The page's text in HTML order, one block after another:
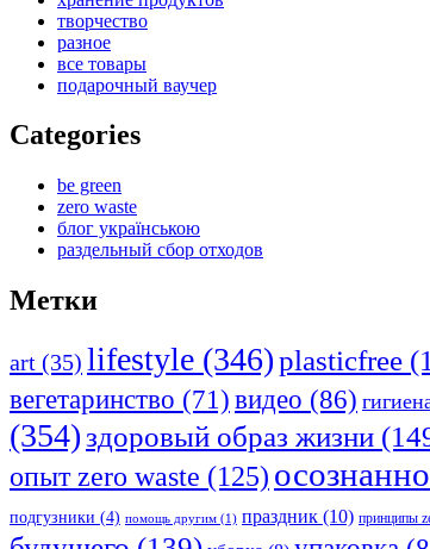
творчество
разное
все товары
подарочный ваучер
Categories
be green
zero waste
блог українською
раздельный сбор отходов
Метки
art (35) lifestyle (346)plasticfree
вегетаринство (71) видео (86)
(354)здоровый образ жизни
опыт zero waste (125)
подгузники (4) помощь другим (1) праздник (10) принципы